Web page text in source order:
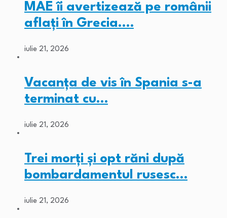
MAE îi avertizează pe românii
aflați în Grecia.…
iulie 21, 2026
Vacanța de vis în Spania s-a
terminat cu…
iulie 21, 2026
Trei morți și opt răni după
bombardamentul rusesc…
iulie 21, 2026